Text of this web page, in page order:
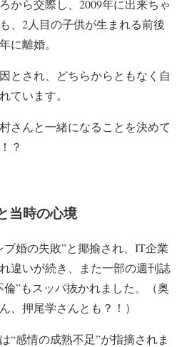
から交際し、 2009年に出来ちゃ
も、 2人目の子供が生まれる前後
に離婚。
とされ、 どちらからともなく自
ています。
さんと一緒になることを決めて
？
当時の心境
ブ婚の失敗”と揶揄され、IT企業
違いが続き、また一部の週刊誌
倫”もスッパ抜かれました。
（奥
、押尾学さんとも？！）
“感情の成熟不足”が指摘されま